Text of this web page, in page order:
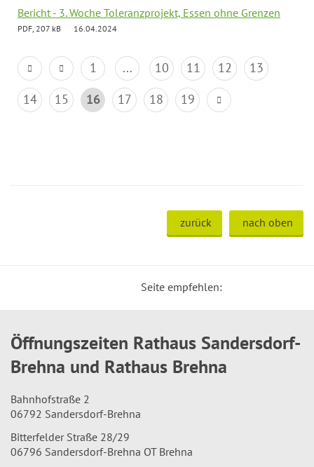
Bericht - 3. Woche Toleranzprojekt, Essen ohne Grenzen
PDF, 207 kB 16.04.2024
1 ... 10 11 12
13
14
15 16 17 18 19
zurück nach oben
Seite empfehlen:
Öffnungszeiten Rathaus Sandersdorf-
Brehna und Rathaus Brehna
Bahnhofstraße 2
06792 Sandersdorf-Brehna
Bitterfelder Straße 28/29
06796 Sandersdorf-Brehna OT Brehna